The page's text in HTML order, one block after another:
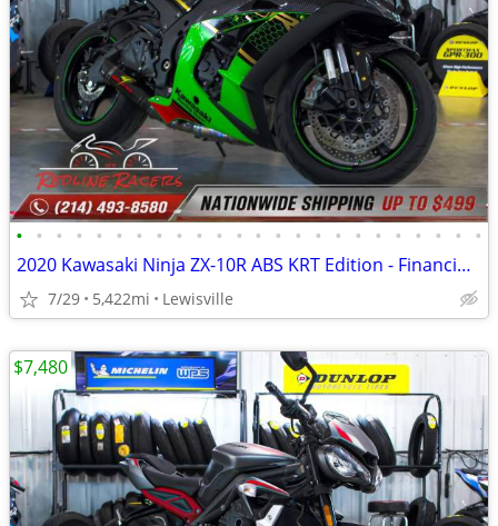
• • • • • • • • • • • • • • • • • • • • • • • •
2020 Kawasaki Ninja ZX-10R ABS KRT Edition - Financing Available!
7/29 5,422mi Lewisville
$7,480